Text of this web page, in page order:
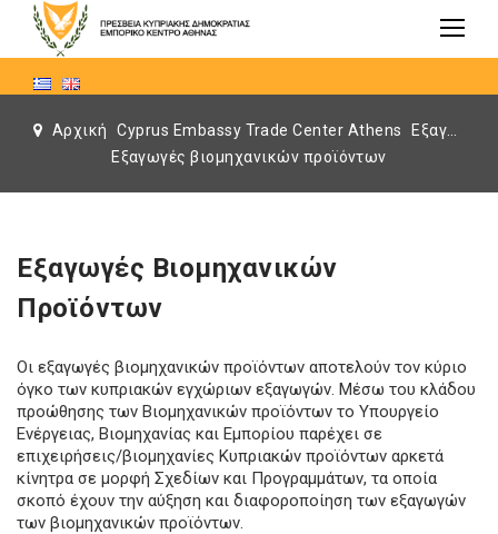
Αρχική Cyprus Embassy Trade Center Athens
Εξαγωγές βιομηχανικών προϊόντων
Εξαγωγές βιομηχανικών προϊόντων
Εξαγωγές Βιομηχανικών
Προϊόντων
Οι εξαγωγές βιομηχανικών προϊόντων αποτελούν τον κύριο
όγκο των κυπριακών εγχώριων εξαγωγών. Μέσω του κλάδου
προώθησης των Βιομηχανικών προϊόντων το Υπουργείο
Ενέργειας, Βιομηχανίας και Εμπορίου παρέχει σε
επιχειρήσεις/βιομηχανίες Κυπριακών προϊόντων αρκετά
κίνητρα σε μορφή Σχεδίων και Προγραμμάτων, τα οποία
σκοπό έχουν την αύξηση και διαφοροποίηση των εξαγωγών
των βιομηχανικών προϊόντων.